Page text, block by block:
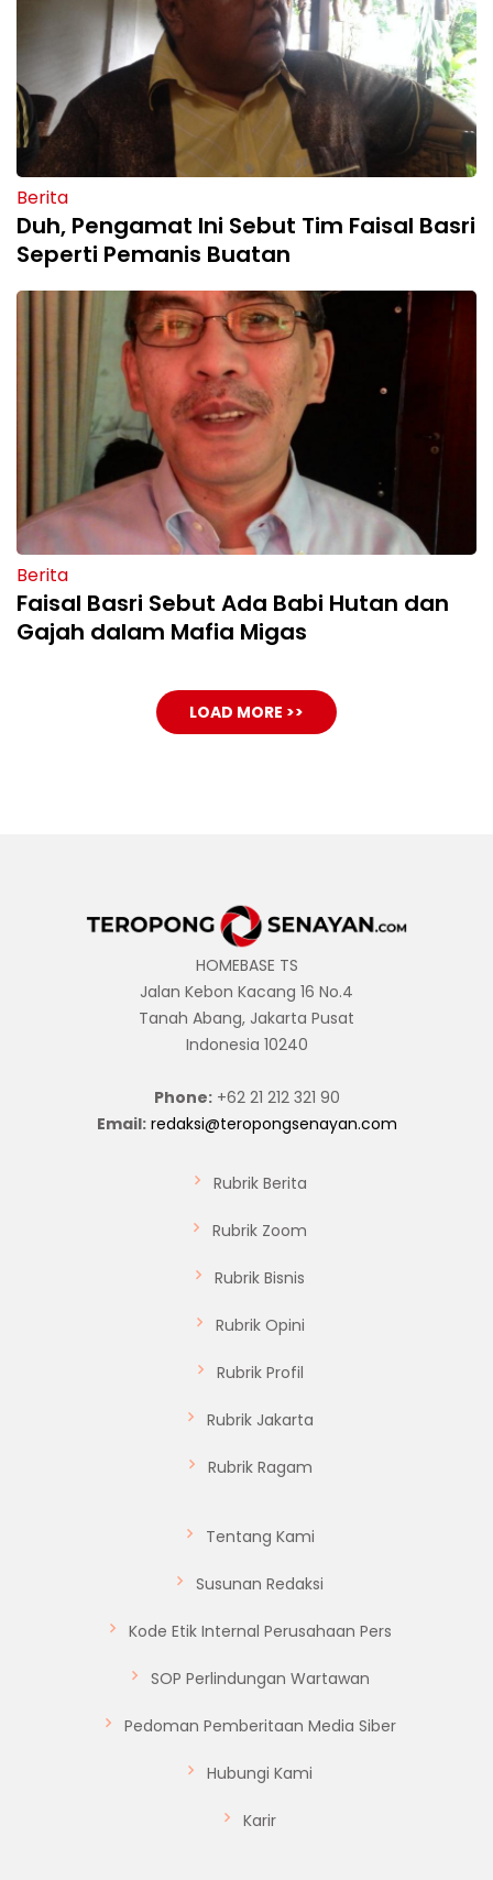
Berita
Duh, Pengamat Ini Sebut Tim Faisal Basri
Seperti Pemanis Buatan
Berita
Faisal Basri Sebut Ada Babi Hutan dan
Gajah dalam Mafia Migas
LOAD MORE >>
HOMEBASE TS
Jalan Kebon Kacang 16 No.4
Tanah Abang, Jakarta Pusat
Indonesia 10240
Phone:+62 21 212 321 90
Email: redaksi@teropongsenayan.com
Rubrik Berita
Rubrik Zoom
Rubrik Bisnis
Rubrik Opini
Rubrik Profil
Rubrik Jakarta
Rubrik Ragam
Tentang Kami
Susunan Redaksi
Kode Etik Internal Perusahaan Pers
SOP Perlindungan Wartawan
Pedoman Pemberitaan Media Siber
Hubungi Kami
Karir